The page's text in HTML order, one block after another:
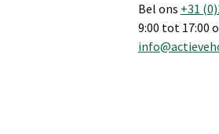
Bel ons +31
9:00 tot 17:00